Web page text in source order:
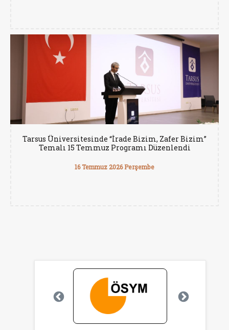
Tarsus Üniversitesinde “İrade Bizim, Zafer Bizim”
Temalı 15 Temmuz Programı Düzenlendi
16 Temmuz 2026 Perşembe